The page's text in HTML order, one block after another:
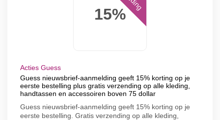
15%
Acties Guess
Guess nieuwsbrief-aanmelding geeft 15% korting op je
eerste bestelling plus gratis verzending op alle kleding,
handtassen en accessoiren boven 75 dollar
Guess nieuwsbrief-aanmelding geeft 15% korting op je
eerste bestelling. Gratis verzending op alle kleding,